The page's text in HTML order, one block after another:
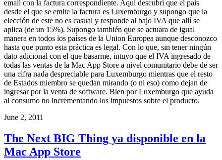
email con la factura correspondiente. Aquí descubrí que el país
desde el que se emite la factura es Luxemburgo y supongo que la
elección de este no es casual y responde al bajo IVA que allí se
aplica (de un 15%). Supongo también que se actuara de igual
manera en todos los países de la Union Europea aunque desconozco
hasta que punto esta práctica es legal. Con lo que, sin tener ningún
dato adicional con el que basarme, intuyo que el IVA ingresado de
todas las ventas de la Mac App Store a nivel comunitario debe de ser
una cifra nada despreciable para Luxemburgo mientras que el resto
de Estados miembro se quedan mirando (o ni eso) como dejan de
ingresar por la venta de software. Bien por Luxemburgo que ayuda
al consumo no incrementando los impuestos sobre el producto.
June 2, 2011
The Next BIG Thing ya disponible en la
Mac App Store